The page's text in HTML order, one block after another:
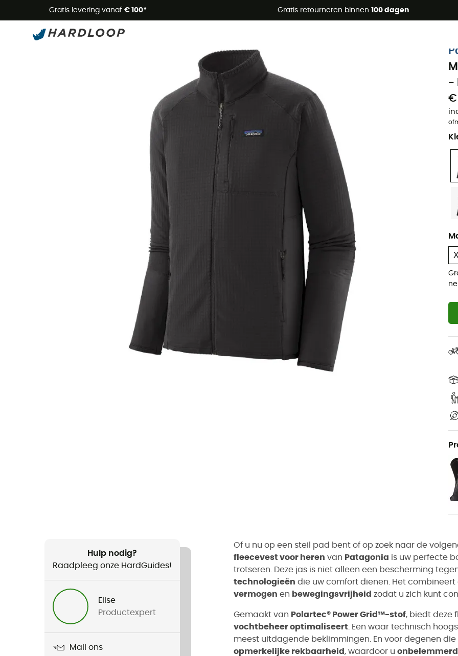
Gratis levering vanaf € 100* Gratis retourneren binnen 100 dagen
Zomeraanbiedingen 🔥 -5% EXTRA vanaf 2 producten* met code
-
€
of
Hulp nodig?
Raadpleeg onze HardGuides!
Elise
Productexpert
Mail ons
Of u nu op een steil pad bent of op zoek naar de
fleecevest voor heren van Patagonia is uw perfecte
trotseren. Deze jas is niet alleen een bescherming
technologieën die uw comfort dienen. Het
vermogen en bewegingsvrijheid zodat u zich kunt
Gemaakt van Polartec® Power Grid™-stof, biedt deze
vochtbeheer optimaliseert . Een waar technisch
meest uitdagende beklimmingen. En voor degenen
opmerkelijke rekbaarheid , waardoor u